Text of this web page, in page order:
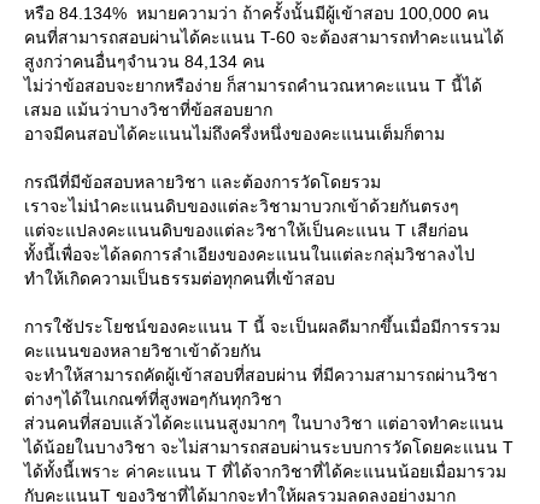
หรือ 84.134% หมายความว่า ถ้าครั้งนั้นมีผู้เข้าสอบ 100,000 คน
คนที่สามารถสอบผ่านได้คะแนน T-60 จะต้องสามารถทำคะแนนได้
สูงกว่าคนอื่นๆจำนวน 84,134 คน
ไม่ว่าข้อสอบจะยากหรือง่าย ก็สามารถคำนวณหาคะแนน T นี้ได้
เสมอ แม้นว่าบางวิชาที่ข้อสอบยาก
อาจมีคนสอบได้คะแนนไม่ถึงครึ่งหนึ่งของคะแนนเต็มก็ตาม
กรณีที่มีข้อสอบหลายวิชา และต้องการวัดโดยรวม
เราจะไม่นำคะแนนดิบของแต่ละวิชามาบวกเข้าด้วยกันตรงๆ
ต่จะแปลงคะแนนดิบของแต่ละวิชาให้เป็นคะแนน T เสียก่อน
ทั้งนี้เพื่อจะได้ลดการลำเอียงของคะแนนในแต่ละกลุ่มวิชาลงไป
ทำให้เกิดความเป็นธรรมต่อทุกคนที่เข้าสอบ
การใช้ประโยชน์ของคะแนน T นี้ จะเป็นผลดีมากขึ้นเมื่อมีการรวม
คะแนนของหลายวิชาเข้าด้วยกัน
จะทำให้สามารถคัดผู้เข้าสอบที่สอบผ่าน ที่มีความสามารถผ่านวิชา
ต่างๆได้ในเกณฑ์ที่สูงพอๆกันทุกวิชา
ส่วนคนที่สอบแล้วได้คะแนนสูงมากๆ ในบางวิชา แต่อาจทำคะแนน
ได้น้อยในบางวิชา จะไม่สามารถสอบผ่านระบบการวัดโดยคะแนน T
ได้ทั้งนี้เพราะ ค่าคะแนน T ที่ได้จากวิชาที่ได้คะแนนน้อยเมื่อมารวม
กับคะแนนT ของวิชาที่ได้มากจะทำให้ผลรวมลดลงอย่างมาก